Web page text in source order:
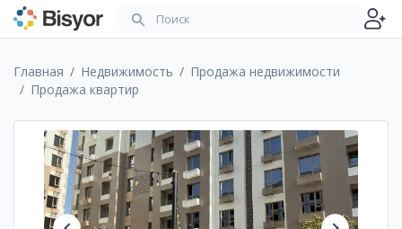
Главная Недвижимость
Продажа недвижимости
Продажа квартир